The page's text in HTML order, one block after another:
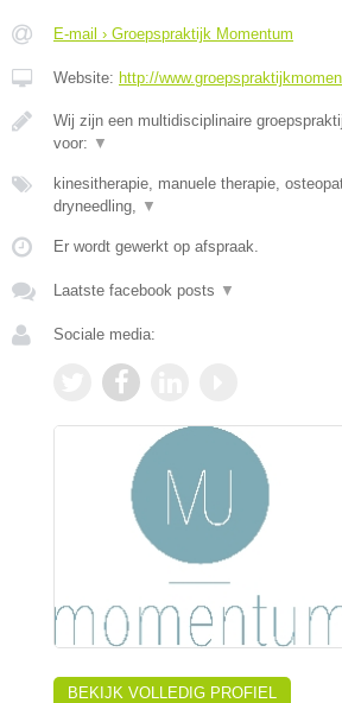
E-mail › Groepspraktijk Momentum
Website: http://
Wij zijn een multidisciplinaire
voor: ▼
kinesitherapie, manuele therapie,
dryneedling, ▼
Er wordt gewerkt op afspraak.
Laatste facebook posts ▼
Sociale media:
BEKIJK VOLLEDIG PROFIEL